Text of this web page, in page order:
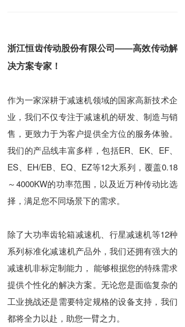
浙江恒齿传动股份有限公司——高效传动解
决方案专家！
作为一家深耕于减速机领域的国家高新技术企
业，我们不仅专注于减速机的研发、制造与销
售，更致力于为客户提供全方位的服务体验。
我们的产品线丰富多样，包括ER、EK、EF、
ES、EH/EB、EQ、EZ等12大系列，覆盖0.18
～4000KW的功率范围，以及近万种传动比选
择，满足您不同场景下的需求。
除了大功率齿轮箱减速机、 行星减速机等12种
系列标准化减速机产品外，我们还拥有强大的
减速机非标定制能力， 能够根据您的特殊需求
提供个性化的解决方案。无论您是面临复杂的
工业挑战还是需要特定规格的设备支持，我们
都将全力以赴，助您一臂之力。